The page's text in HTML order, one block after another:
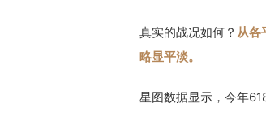
真实的战况如何？ 从各
略显平淡。
星图数据显示，今年